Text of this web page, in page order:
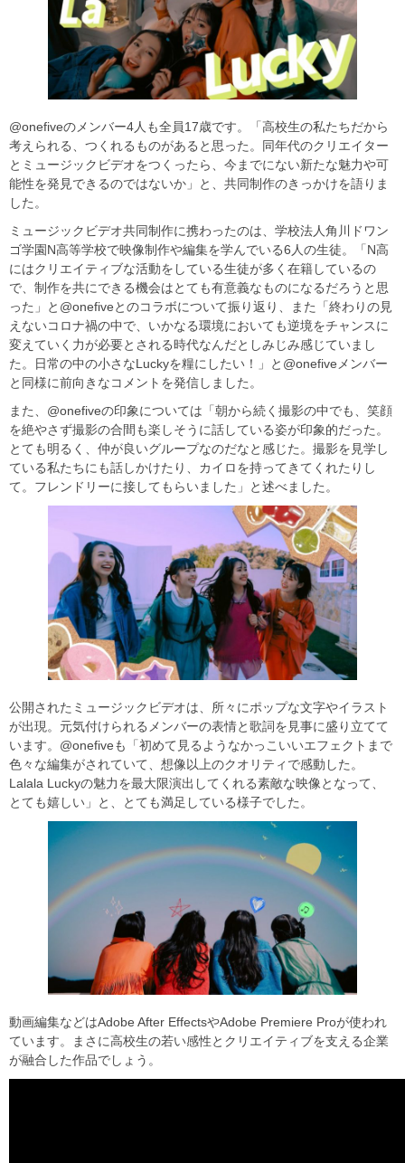
@onefiveのメンバー4人も全員17歳です。「高校生の私たちだから
考えられる、つくれるものがあると思った。同年代のクリエイター
とミュージックビデオをつくったら、今までにない新たな魅力や可
能性を発見できるのではないか」と、共同制作のきっかけを語りま
した。
ミュージックビデオ共同制作に携わったのは、学校法人角川ドワン
ゴ学園N高等学校で映像制作や編集を学んでいる6人の生徒。「N高
にはクリエイティブな活動をしている生徒が多く在籍しているの
で、制作を共にできる機会はとても有意義なものになるだろうと思
った」と@onefiveとのコラボについて振り返り、また「終わりの見
えないコロナ禍の中で、いかなる環境においても逆境をチャンスに
変えていく力が必要とされる時代なんだとしみじみ感じていまし
た。日常の中の小さなLuckyを糧にしたい！」と@onefiveメンバー
と同様に前向きなコメントを発信しました。
また、@onefiveの印象については「朝から続く撮影の中でも、笑顔
を絶やさず撮影の合間も楽しそうに話している姿が印象的だった。
とても明るく、仲が良いグループなのだなと感じた。撮影を見学し
ている私たちにも話しかけたり、カイロを持ってきてくれたりし
て。フレンドリーに接してもらいました」と述べました。
公開されたミュージックビデオは、所々にポップな文字やイラスト
が出現。元気付けられるメンバーの表情と歌詞を見事に盛り立てて
います。@onefiveも「初めて見るようなかっこいいエフェクトまで
色々な編集がされていて、想像以上のクオリティで感動した。
Lalala Luckyの魅力を最大限演出してくれる素敵な映像となって、
とても嬉しい」と、とても満足している様子でした。
動画編集などはAdobe After EffectsやAdobe Premiere Proが使われ
ています。まさに高校生の若い感性とクリエイティブを支える企業
が融合した作品でしょう。